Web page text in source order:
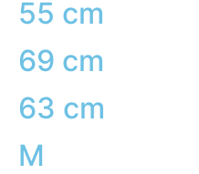
55 cm
69 cm
63 cm
M